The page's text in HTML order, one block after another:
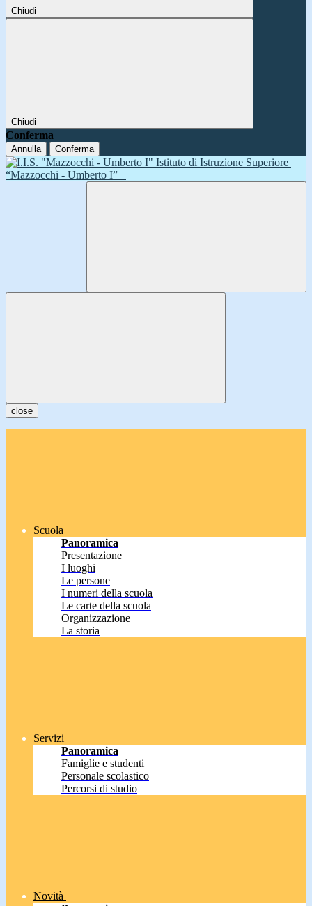
Chiudi
Chiudi
Conferma
Annulla Conferma
Istituto di Istruzione Superiore
“Mazzocchi - Umberto I”
close
Scuola
Panoramica
Presentazione
I luoghi
Le persone
I numeri della scuola
Le carte della scuola
Organizzazione
La storia
Servizi
Panoramica
Famiglie e studenti
Personale scolastico
Percorsi di studio
Novità